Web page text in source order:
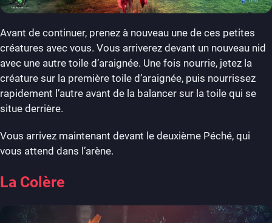
Avant de continuer, prenez à nouveau une de ces petites
créatures avec vous. Vous arriverez devant un nouveau nid
avec une autre toile d’araignée. Une fois nourrie, jetez la
créature sur la première toile d’araignée, puis nourrissez
rapidement l’autre avant de la balancer sur la toile qui se
situe derrière.
Vous arrivez maintenant devant le deuxième Péché, qui
vous attend dans l’arène.
La Colère